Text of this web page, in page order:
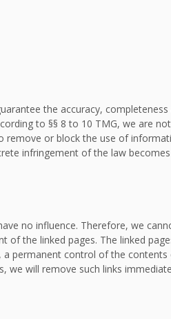
the accuracy,
to §§ 8 to 10 TMG, we are
or block the use of
infringement of the law
no influence. Therefore, we
the linked pages. The linked
permanent control of the
we will remove such links